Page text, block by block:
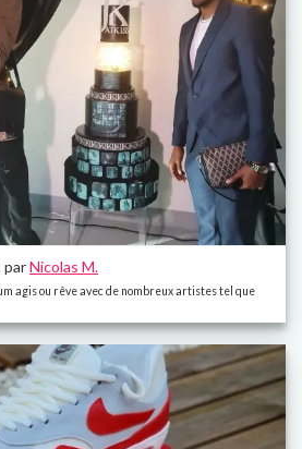
parNicolas M.
agis ou rêve avec de nombreux artistes tel que